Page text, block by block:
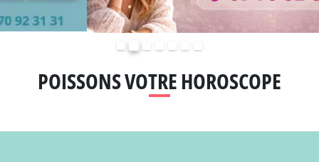
POISSONS VOTRE HOROSCOPE